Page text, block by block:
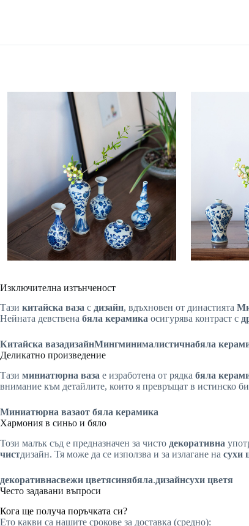
Изключителна изтънченост
Тази китайска ваза с дизайн, вдъхновен от династията
Нейната девствена бяла керамика осигурява контраст с
Китайска вазадизайнМингминималистичнабяла
Деликатно произведение
Тази миниатюрна ваза е изработена от рядка бяла
внимание към детайлите, които я превръщат в истинско
Миниатюрна вазаот бяла керамика
Хармония в синьо и бяло
Този малък съд е предназначен за чисто декоративна
чистдизайн. Тя може да се използва и за излагане на сухи
декоративнасвежи цветясинябяла.дизайнсухи цветя
Често задавани въпроси
Кога ще получа поръчката си?
Ето какви са нашите срокове за доставка (средно):